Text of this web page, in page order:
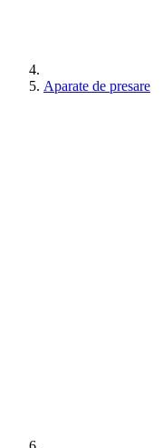
Aparate de presare